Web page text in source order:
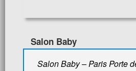
Salon Baby
Salon Baby – Paris Porte